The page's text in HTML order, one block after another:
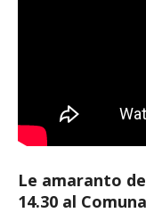
Le amaranto
14.30 al